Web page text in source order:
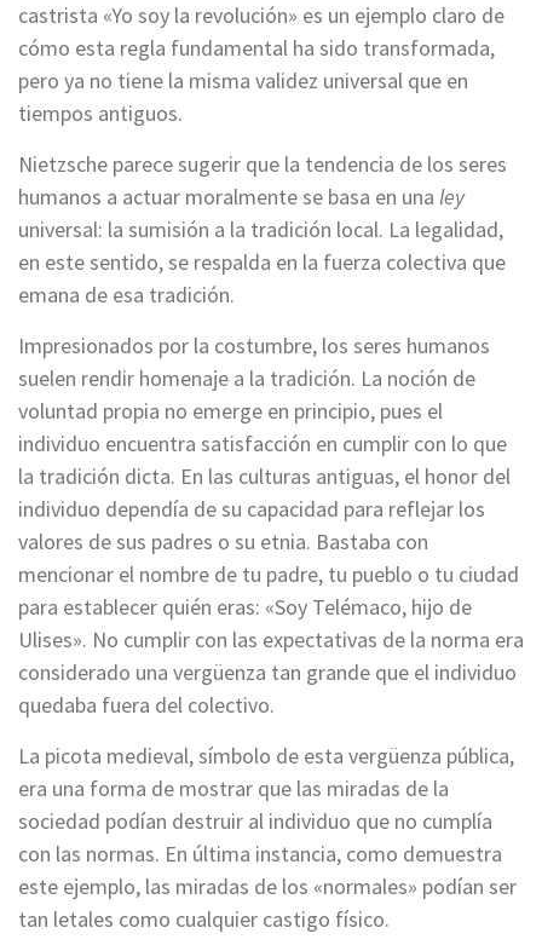
castrista «Yo soy la revolución» es un ejemplo claro de
cómo esta regla fundamental ha sido transformada,
pero ya no tiene la misma validez universal que en
tiempos antiguos.
Nietzsche parece sugerir que la tendencia de los seres
humanos a actuar moralmente se basa en una ley
universal: la sumisión a la tradición local. La legalidad,
en este sentido, se respalda en la fuerza colectiva que
emana de esa tradición.
Impresionados por la costumbre, los seres humanos
suelen rendir homenaje a la tradición. La noción de
voluntad propia no emerge en principio, pues el
individuo encuentra satisfacción en cumplir con lo que
la tradición dicta. En las culturas antiguas, el honor del
individuo dependía de su capacidad para reflejar los
valores de sus padres o su etnia. Bastaba con
mencionar el nombre de tu padre, tu pueblo o tu ciudad
para establecer quién eras: «Soy Telémaco, hijo de
Ulises». No cumplir con las expectativas de la norma era
considerado una vergüenza tan grande que el individuo
quedaba fuera del colectivo.
La picota medieval, símbolo de esta vergüenza pública,
era una forma de mostrar que las miradas de la
sociedad podían destruir al individuo que no cumplía
con las normas. En última instancia, como demuestra
este ejemplo, las miradas de los «normales» podían ser
tan letales como cualquier castigo físico.